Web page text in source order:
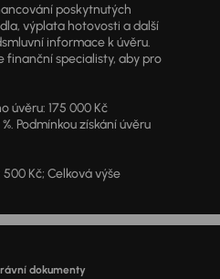
poskytnutých
výplata hotovosti a další
informace k úvěru.
finanční specialisty, aby pro
úvěru: 175 000 Kč
Podmínkou získání úvěru
500 Kč; Celková výše
dokumenty